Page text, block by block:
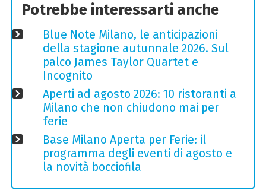
Potrebbe interessarti anche
Blue Note Milano, le anticipazioni
della stagione autunnale 2026. Sul
palco James Taylor Quartet e
Incognito
Aperti ad agosto 2026: 10 ristoranti a
Milano che non chiudono mai per
ferie
Base Milano Aperta per Ferie: il
programma degli eventi di agosto e
la novità bocciofila